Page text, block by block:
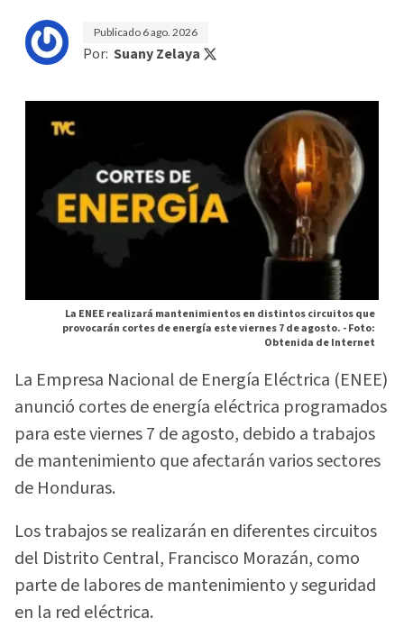
Publicado 6 ago. 2026
Por: Suany Zelaya
La ENEE realizará mantenimientos en distintos circuitos que
provocarán cortes de energía este viernes 7 de agosto. -Foto:
Obtenida de Internet
La Empresa Nacional de Energía Eléctrica (ENEE)
anunció cortes de energía eléctrica programados
para este viernes 7 de agosto, debido a trabajos
de mantenimiento que afectarán varios sectores
de Honduras.
Los trabajos se realizarán en diferentes circuitos
del Distrito Central, Francisco Morazán, como
parte de labores de mantenimiento y seguridad
en la red eléctrica.